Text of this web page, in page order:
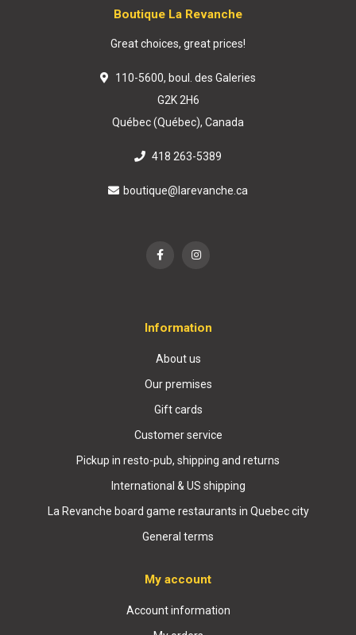
Boutique La Revanche
Great choices, great prices!
110-5600, boul. des Galeries
G2K 2H6
Québec (Québec), Canada
418 263-5389
boutique@larevanche.ca
Information
About us
Our premises
Gift cards
Customer service
Pickup in resto-pub, shipping and returns
International & US shipping
La Revanche board game restaurants in Quebec city
General terms
My account
Account information